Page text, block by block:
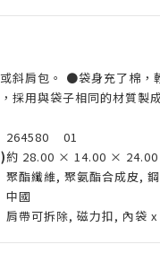
斜肩包。 ●袋身充了棉，
採用與袋子相同的材質製
264580 01
約 28.00 × 14.00 × 24.00
聚酯纖維, 聚氨酯合成皮,
中國
肩帶可拆除, 磁力扣, 內袋 x